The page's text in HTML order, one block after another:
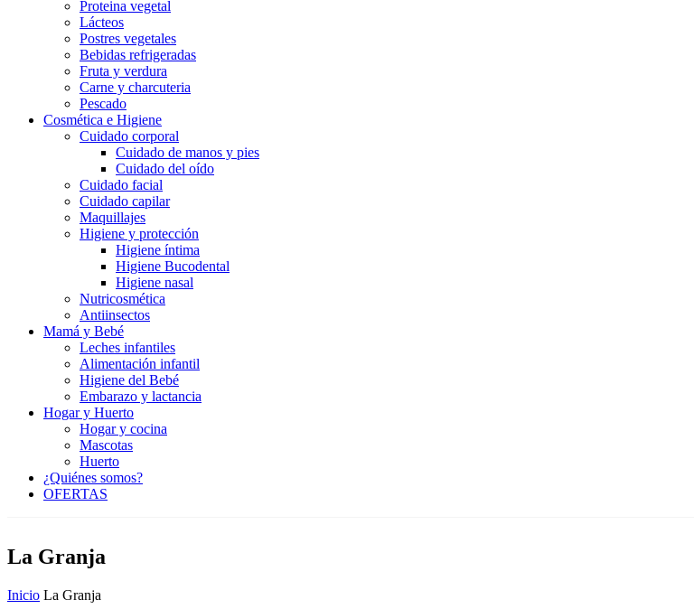
Proteina vegetal
Lácteos
Postres vegetales
Bebidas refrigeradas
Fruta y verdura
Carne y charcuteria
Pescado
Cosmética e Higiene
Cuidado corporal
Cuidado de manos y pies
Cuidado del oído
Cuidado facial
Cuidado capilar
Maquillajes
Higiene y protección
Higiene íntima
Higiene Bucodental
Higiene nasal
Nutricosmética
Antiinsectos
Mamá y Bebé
Leches infantiles
Alimentación infantil
Higiene del Bebé
Embarazo y lactancia
Hogar y Huerto
Hogar y cocina
Mascotas
Huerto
¿Quiénes somos?
OFERTAS
La Granja
Inicio La Granja